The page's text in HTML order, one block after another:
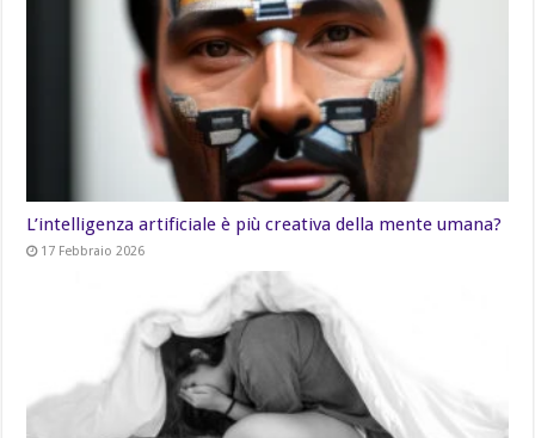
L’intelligenza artificiale è più creativa della mente umana?
17 Febbraio 2026